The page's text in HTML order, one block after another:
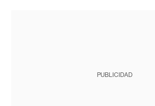
PUBLICIDAD